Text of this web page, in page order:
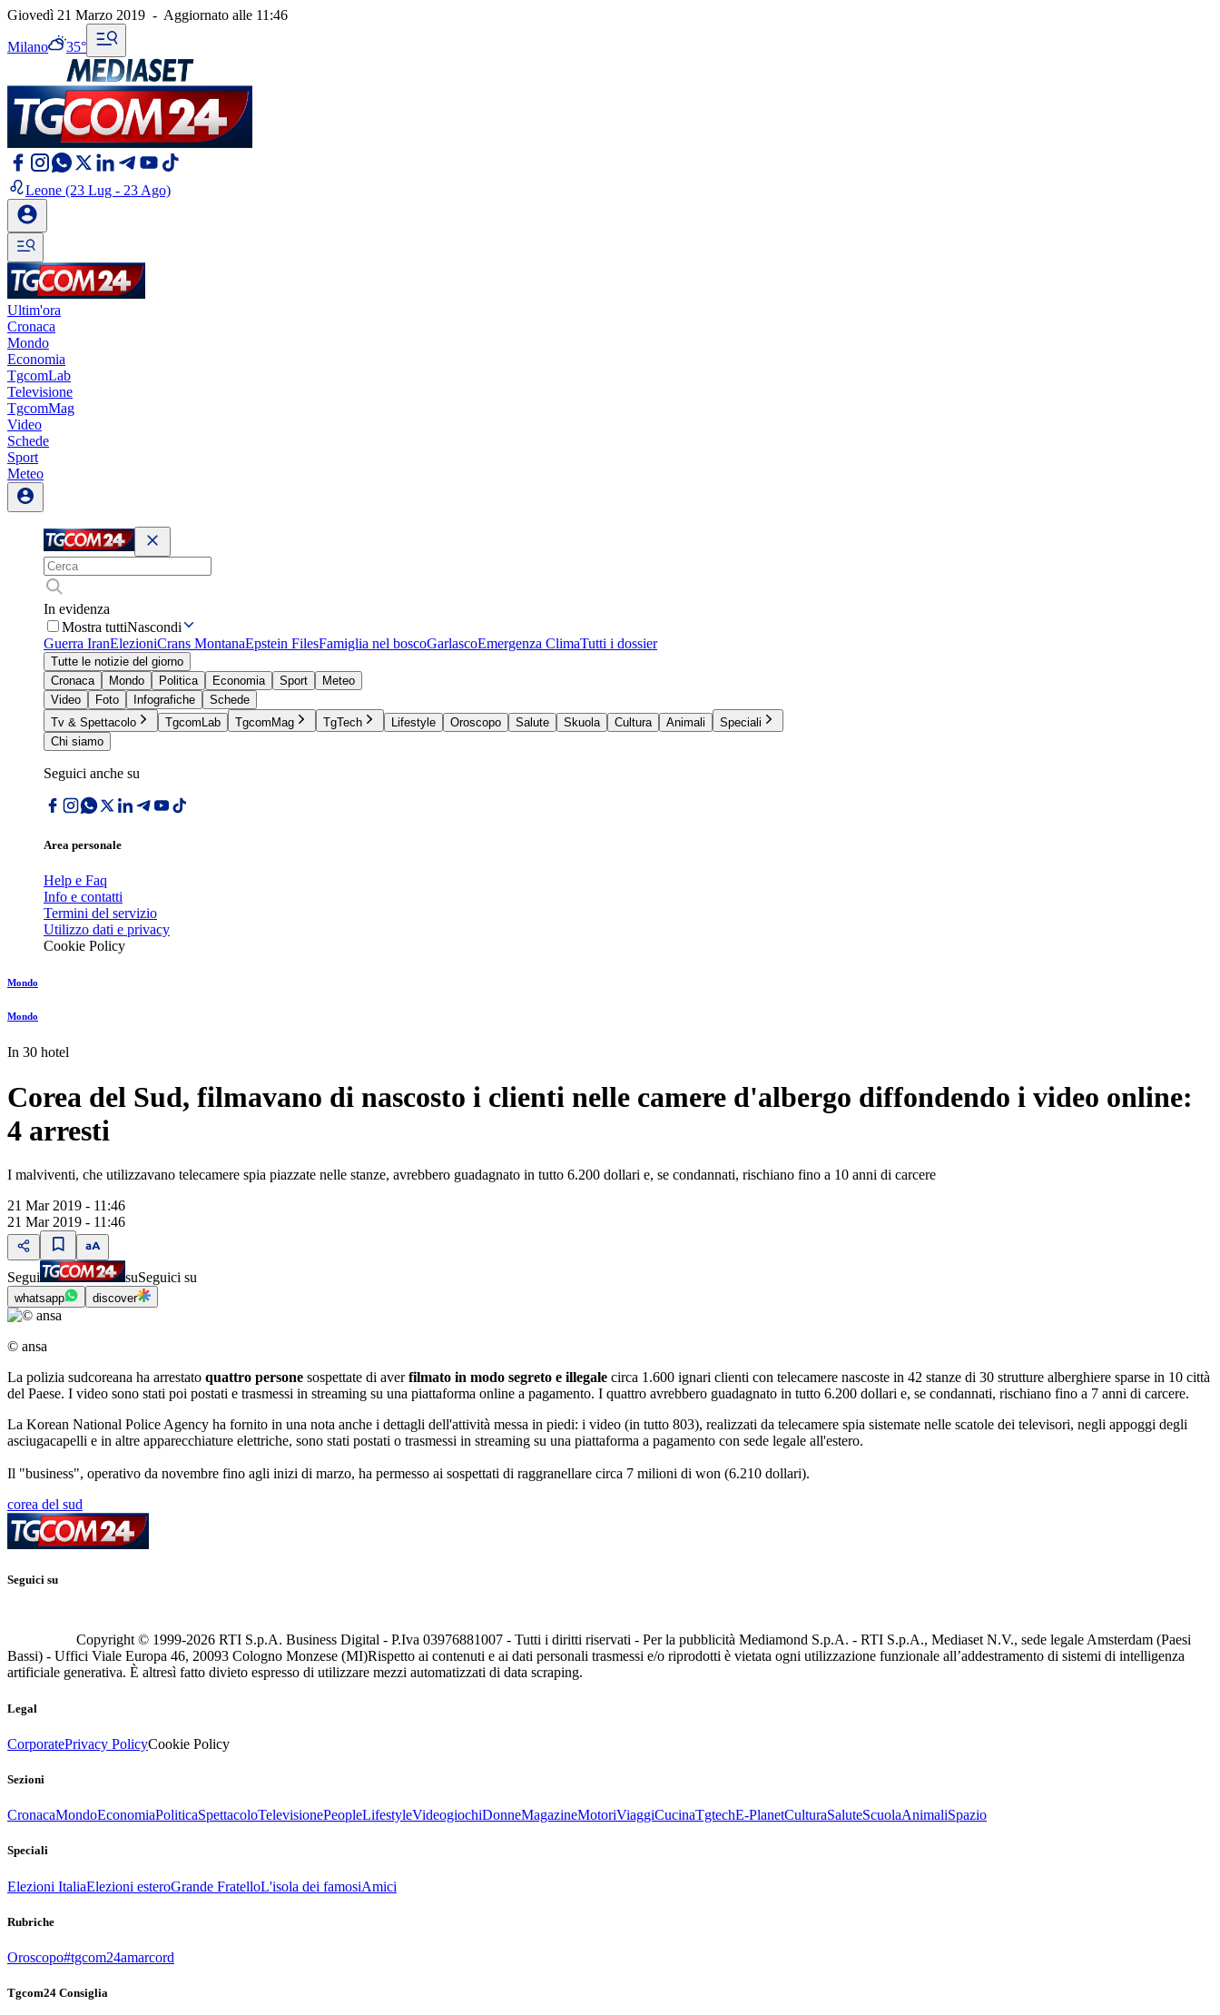
Giovedì 21 Marzo 2019 - Aggiornato alle 11:46
Milano 35°
Leone (23 Lug - 23 Ago)
Ultim'ora
Cronaca
Mondo
Economia
TgcomLab
Televisione
TgcomMag
Video
Schede
Sport
Meteo
In evidenza
Mostra tuttiNascondi
Guerra IranElezioniCrans MontanaEpstein FilesFamiglia nel boscoGarlascoEmergenza ClimaTutti i dossier
Tutte le notizie del giorno
Cronaca
Mondo Politica Economia Sport
Meteo
Video
Foto Infografiche
Schede
Tv & Spettacolo
TgcomLab TgcomMag TgTech Lifestyle Oroscopo Salute Skuola Cultura Animali
Speciali
Chi siamo
Seguici anche su
Area personale
Help e Faq
Info e contatti
Termini del servizio
Utilizzo dati e privacy
Cookie Policy
Mondo
Mondo
In 30 hotel
Corea del Sud, filmavano di nascosto i clienti nelle camere d'albergo diffondendo i video online:
4 arresti
I malviventi, che utilizzavano telecamere spia piazzate nelle stanze, avrebbero guadagnato in tutto 6.200 dollari e, se condannati, rischiano fino a 10 anni di carcere
21 Mar 2019 - 11:46
21 Mar 2019 - 11:46
Segui suSeguici su
whatsapp discover
© ansa
La polizia sudcoreana ha arrestato quattro persone sospettate di averfilmato in modo segreto e illegale circa 1.600 ignari clienti con telecamere nascoste in 42 stanze di 30 strutture alberghiere sparse in 10 città
del Paese. I video sono stati poi postati e trasmessi in streaming su una piattaforma online a pagamento. I quattro avrebbero guadagnato in tutto 6.200 dollari e, se condannati, rischiano fino a 7 anni di carcere.
La Korean National Police Agency ha fornito in una nota anche i dettagli dell'attività messa in piedi: i video (in tutto 803), realizzati da telecamere spia sistemate nelle scatole dei televisori, negli appoggi degli
asciugacapelli e in altre apparecchiature elettriche, sono stati postati o trasmessi in streaming su una piattaforma a pagamento con sede legale all'estero.
Il "business", operativo da novembre fino agli inizi di marzo, ha permesso ai sospettati di raggranellare circa 7 milioni di won (6.210 dollari).
corea del sud
Seguici su
Copyright © 1999-2026 RTI S.p.A. Business Digital - P.Iva 03976881007 - Tutti i diritti riservati - Per la pubblicità Mediamond S.p.A. - RTI S.p.A., Mediaset N.V., sede legale Amsterdam (Paesi
Bassi) - Uffici Viale Europa 46, 20093 Cologno Monzese (MI)Rispetto ai contenuti e ai dati personali trasmessi e/o riprodotti è vietata ogni utilizzazione funzionale all’addestramento di sistemi di intelligenza
artificiale generativa. È altresì fatto divieto espresso di utilizzare mezzi automatizzati di data scraping.
Legal
CorporatePrivacy PolicyCookie Policy
Sezioni
CronacaMondoEconomiaPoliticaSpettacoloTelevisionePeopleLifestyleVideogiochiDonneMagazineMotoriViaggiCucinaTgtechE-PlanetCulturaSaluteScuolaAnimaliSpazio
Speciali
Elezioni ItaliaElezioni esteroGrande FratelloL'isola dei famosiAmici
Rubriche
Oroscopo#tgcom24amarcord
Tgcom24 Consiglia